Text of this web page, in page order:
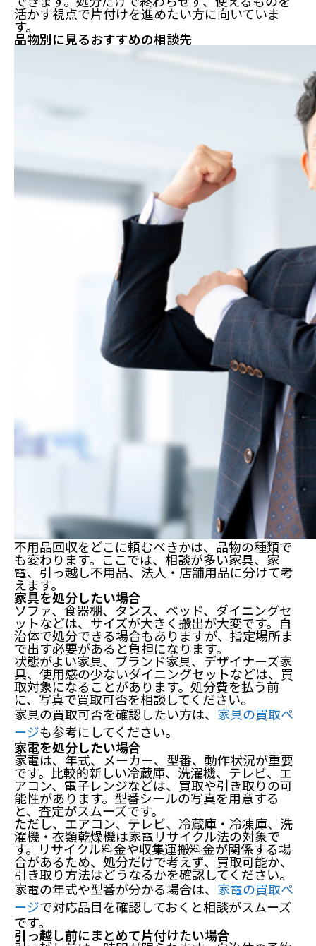
活かす視点で片付けを進めたい方に向いていま
す。
品物別に見るおすすめの相談先
不用品回収をどこに頼むべきかは、品物の種類で
も変わります。ここでは、相談が多い家具、家
電、引っ越し不用品、法人・店舗用品に分けて考
えます。
家具を処分したい場合
ソファ、食器棚、タンス、ベッド、ダイニングセ
ットなどは、サイズが大きく搬出が大変です。自
治体で処分できる場合もありますが、指定場所ま
で出す必要があると負担になります。
状態がよい家具、ブランド家具、デザイナーズ家
具、使用感の少ないダイニングセットなどは、買
取対象になることがあります。処分費を払う前
に、写真で買取可否を相談してください。
家具の買取可否を確認したい方は、 家具の買取ペ
ージも参考にしてください。
家電を処分したい場合
家電は、年式、メーカー、型番、動作状況が重要
です。比較的新しい冷蔵庫、洗濯機、テレビ、エ
アコン、電子レンジなどは、買取や引き取りの可
能性があります。型番シールの写真を用意する
と、査定がスムーズです。
ただし、エアコン、テレビ、冷蔵庫・冷凍庫、洗
濯機・衣類乾燥機は家電リサイクル法の対象で
す。リサイクル料金や収集運搬料金が関係する場
合があるため、処分だけで考えず、買取可能か、
引き取り方法はどうなるかを確認してください。
家電の年式や型番が分かる場合は、 家電の買取ペ
ージで対応品目を確認しておくと相談がスムーズ
です。
引っ越し前にまとめて片付けたい場合